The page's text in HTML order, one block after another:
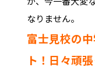
なりません。
富士見校の
ト！日々頑張